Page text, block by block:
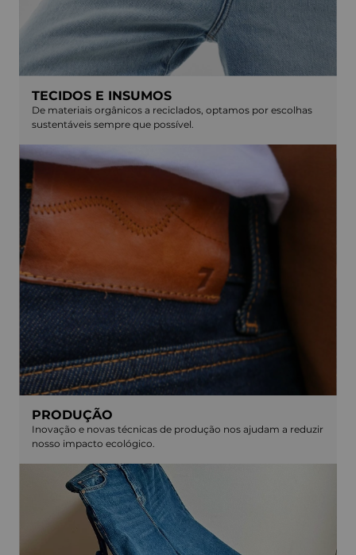
TECIDOS E INSUMOS
De materiais orgânicos a reciclados, optamos por escolhas
sustentáveis sempre que possível.
PRODUÇÃO
Inovação e novas técnicas de produção nos ajudam a reduzir
nosso impacto ecológico.